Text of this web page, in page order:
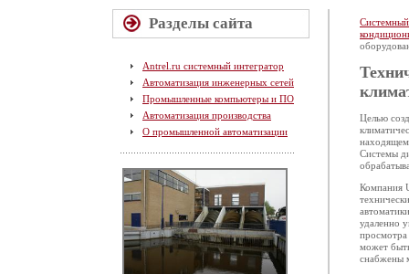
Разделы сайта
Antrel.ru системный интегратор
Автоматизация инженерных сетей
Промышленные компьютеры и ПО
Автоматизация производства
О промышленной автоматизации
Целью
Системы
Компания
удаленно
просмотра
может
снабжены